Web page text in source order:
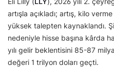
artışla açıkladı; artış, kilo
yüksek talepten kaynaklandı.
nedeniyle hisse başına kârda
yılı gelir beklentisini 85-87
değeri 1 trilyon doları geçti.